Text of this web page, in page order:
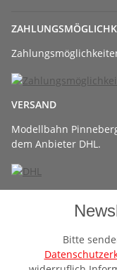
VERSAND
Modellbahn
dem Anbieter DHL.
Bitte